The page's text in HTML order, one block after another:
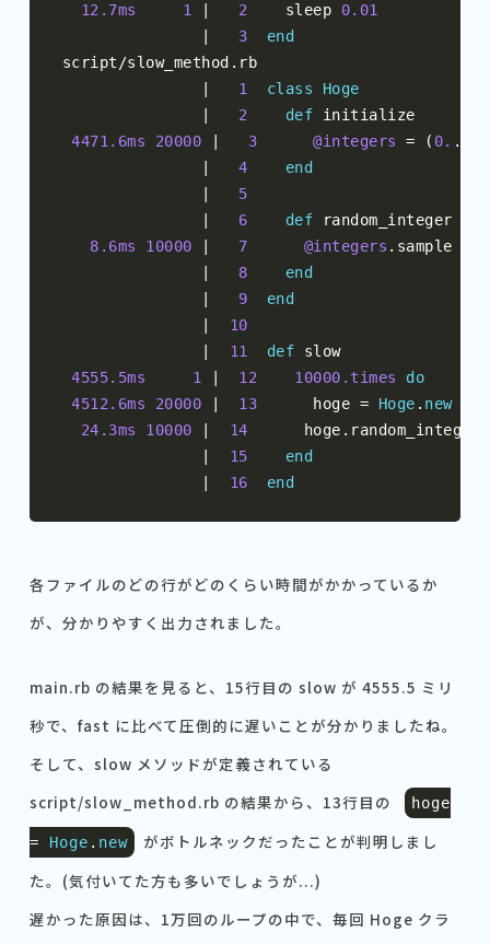
12.7ms
1 2
    sleep
0.01
3
end
script/slow_method . rb
1 class
Hoge
2 def initialize
4471.6ms
20000 3 @integers = ( 0. .
4
end
5
6 def random_integer
8.6ms
10000 7 @integers . sample
8
end
9
end
10
11 def slow
4555.5ms
1 12 10000.times
do
4512.6ms
20000 13
      hoge
= Hoge . new
24.3ms
10000 14
      hoge
. random_integer
15
end
16 end
各ファイルのどの行がどのくらい時間がかかっているか
が、分かりやすく出力されました。
main.rb の結果を見ると、15行目の slow が 4555.5 ミリ
秒で、fast に比べて圧倒的に遅いことが分かりましたね。
そして、slow メソッドが定義されている
script/slow_method.rb の結果から、13行目の
hoge
= Hoge . new
がボトルネックだったことが判明しまし
た。(気付いてた方も多いでしょうが...)
遅かった原因は、1万回のループの中で、毎回 Hoge クラ